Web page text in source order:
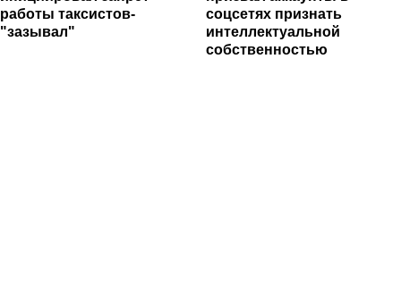
работы таксистов-
"зазывал"
соцсетях признать
интеллектуальной
собственностью